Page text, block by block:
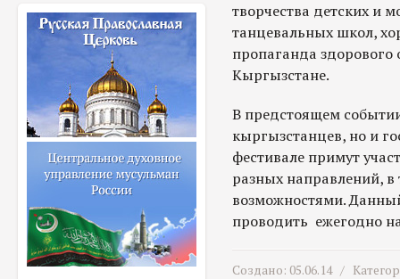
творчества детских и
танцевальных школ,
пропаганда
Кыргызстане.
В предстоящем
кыргызстанцев, но и
фестивале примут
разных направлений,
возможностями.
проводить ежегодно
Создано: 05.06.14 /